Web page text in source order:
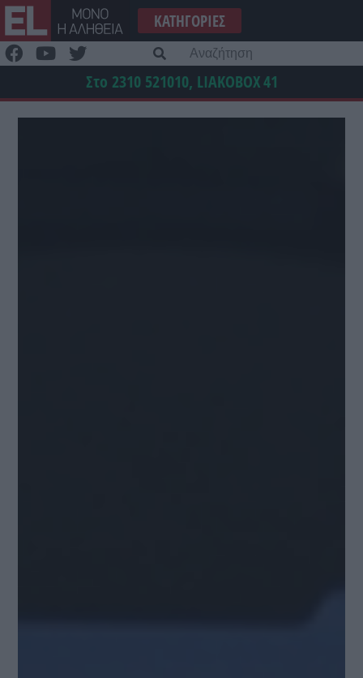
Μετάβαση
στο
περιεχόμενο
ΚΑΤΗΓΟΡΊΕΣ
Στο 2310 521010, LIAKOBOX41